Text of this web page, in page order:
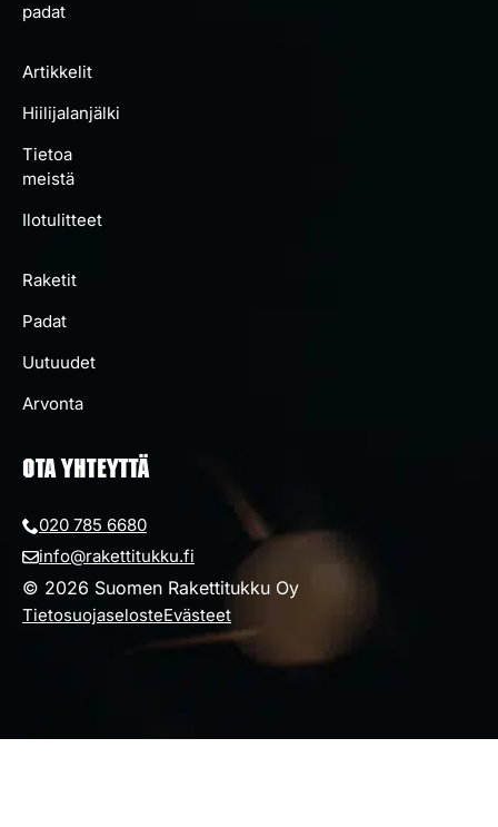
© 2026 Suomen Rakettitukku Oy
TietosuojaselosteEvästeet
padat
Artikkelit
Hiilijalanjälki
Tietoa
meistä
Ilotulitteet
Raketit
Padat
Uutuudet
Arvonta
OTA YHTEYTTÄ
020 785 6680
info@rakettitukku.fi